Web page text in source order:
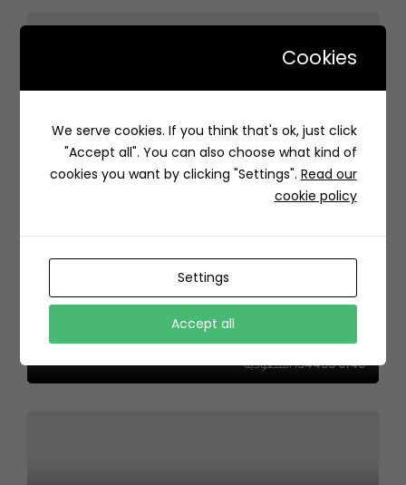
Lollipop | لولي بوب
7542 Abdullah Ibn Al Abbas St, Al Dawhah Al
Janubiyah, Dhahran 34452 4581, Saudi Arabia
4790 طريق الأمير فيصل بن فهد، الحزام الأخضر، الخبر
34433 6148، السعودية
Cookies
We serve cookies. If you think that's ok, just click
"Accept all". You can also choose what kind of
cookies you want by clicking "Settings". Read our
cookie policy
Settings
Accept all